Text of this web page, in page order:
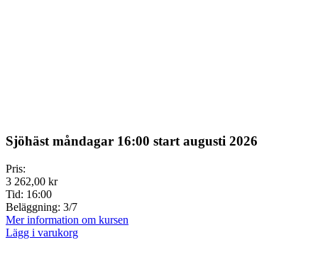
Sjöhäst måndagar 16:00 start augusti 2026
Pris:
3 262,00 kr
Tid: 16:00
Beläggning: 3/7
Mer information om kursen
Lägg i varukorg